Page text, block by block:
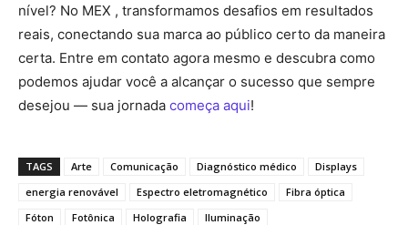
nível? No MEX , transformamos desafios em resultados
reais, conectando sua marca ao público certo da maneira
certa. Entre em contato agora mesmo e descubra como
podemos ajudar você a alcançar o sucesso que sempre
desejou — sua jornada começa aqui!
TAGS Arte Comunicação Diagnóstico médico
Displays
energia renovável
Espectro eletromagnético
Fibra óptica
Fóton
Fotônica Holografia
Iluminação